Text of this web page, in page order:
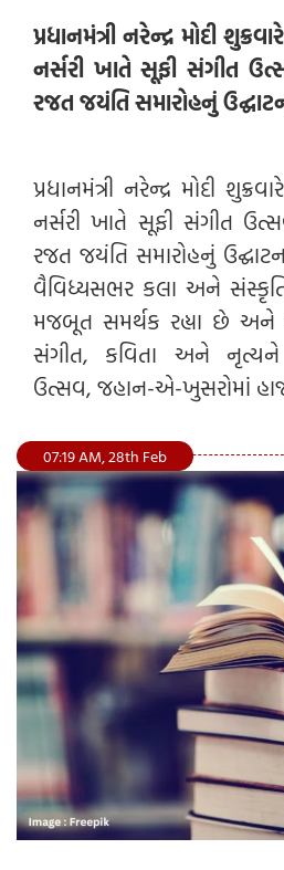
પ્રધાનમંત્રી નરેન્દ્ર મોદી
નર્સરી ખાતે સૂફી સંગીત
રજત જયંતિ સમારોહનું
પ્રધાનમંત્રી નરેન્દ્ર મોદી
નર્સરી ખાતે સૂફી સંગીત
રજત જયંતિ સમારોહનું
વૈવિધ્યસભર કલા અને
મજબૂત સમર્થક રહ્યા છે
સંગીત, કવિતા અને નૃત્યને
ઉત્સવ, જહાન-એ-ખુસરોમાં
07:19 AM, 28th Feb